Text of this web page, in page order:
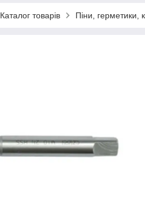
Каталог товарів Піни, герметики,